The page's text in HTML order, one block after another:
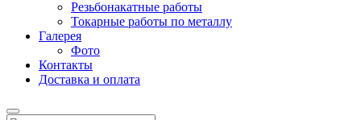
Резьбонакатные работы
Токарные работы по металлу
Галерея
Фото
Контакты
Доставка и оплата